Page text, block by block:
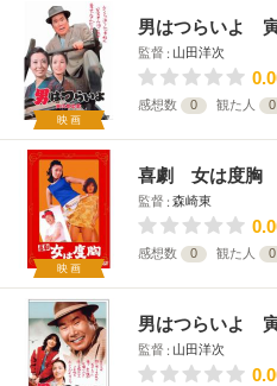
映画
男はつらいよ
監督 山田洋次
感想数 0 観た人 0
映画
喜劇 女は度胸
監督 森崎東
感想数 0 観た人 0
男はつらいよ
監督 山田洋次